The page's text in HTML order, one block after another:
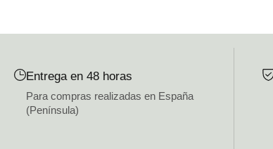
Entrega en 48 horas
Para compras realizadas en España
(Península)